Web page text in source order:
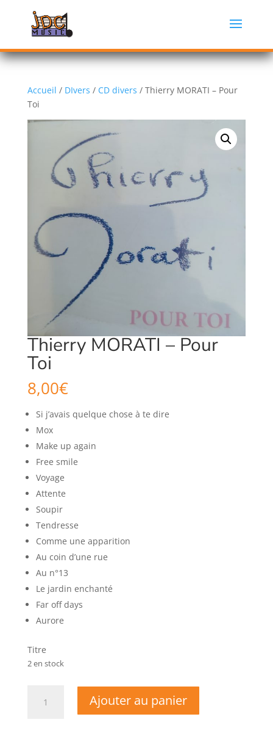
Accueil / DIvers / CD divers / Thierry MORATI – Pour
Toi
Thierry MORATI – Pour
Toi
8,00€
Si j’avais quelque chose à te dire
Mox
Make up again
Free smile
Voyage
Attente
Soupir
Tendresse
Comme une apparition
Au coin d’une rue
Au n°13
Le jardin enchanté
Far off days
Aurore
Titre
2 en stock
Ajouter au panier